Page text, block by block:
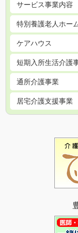
サービス事業内容
特別養護老人ホー
ケアハウス
短期入所生活介護
通所介護事業
居宅介護支援事業